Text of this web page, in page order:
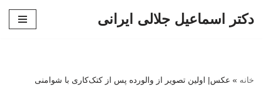
دکتر اسماعیل جلالی ایرانی
خانه » عکس| اولین تصویر از والورده پس از کتک‌کاری با شوامنی